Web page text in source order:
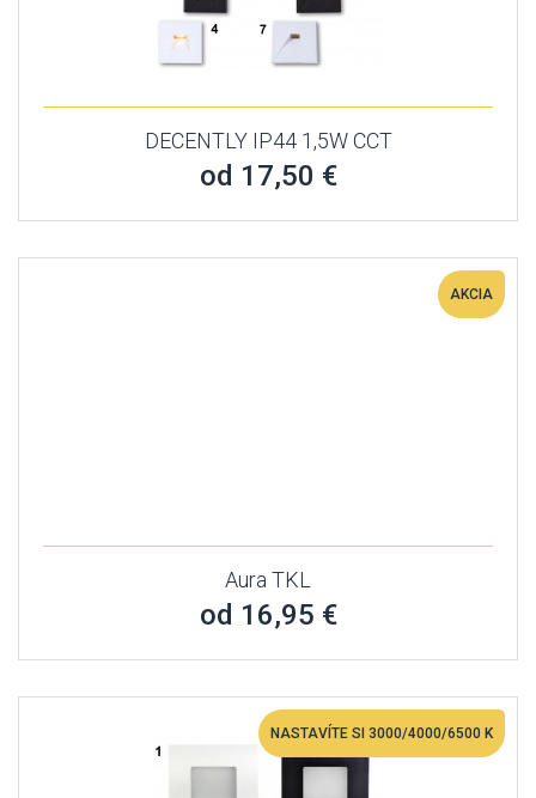
DECENTLY IP44 1,5W CCT
od 17,50 €
AKCIA
Aura TKL
od 16,95 €
NASTAVÍTE SI 3000/4000/6500 K